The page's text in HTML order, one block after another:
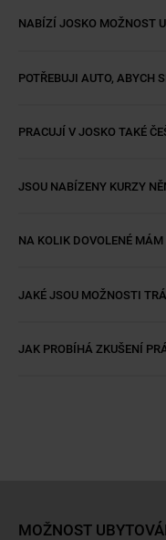
NABÍZÍ JOSKO MOŽNOST
POTŘEBUJI AUTO, ABYCH
PRACUJÍ V JOSKO TAKÉ
JSOU NABÍZENY KURZY
NA KOLIK DOVOLENÉ MÁM
JAKÉ JSOU MOŽNOSTI
JAK PROBÍHÁ ZKUŠENÍ
MOŽNOST